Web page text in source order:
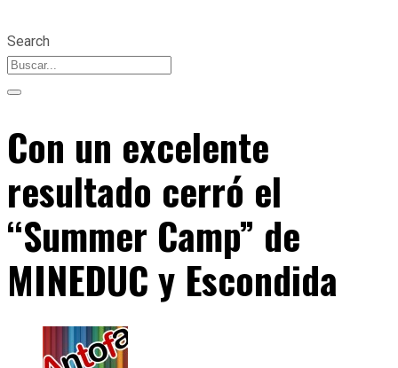
Search
Con un excelente
resultado cerró el
“Summer Camp” de
MINEDUC y Escondida